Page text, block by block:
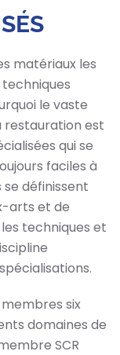
matériaux les
le vaste
restauration est
qui se
faciles à
définissent
arts et de
techniques et
six
domaines de
SCR